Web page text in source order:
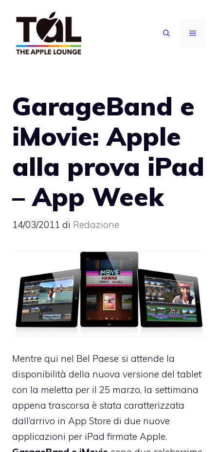
contenuto
MENU
GarageBand e
iMovie: Apple
alla prova iPad
– App Week
14/03/2011 di Redazione
Mentre qui nel Bel Paese si attende la
disponibilità della nuova versione del tablet
con la meletta per il 25 marzo, la settimana
appena trascorsa è stata caratterizzata
dall’arrivo in App Store di due nuove
applicazioni per iPad firmate Apple.